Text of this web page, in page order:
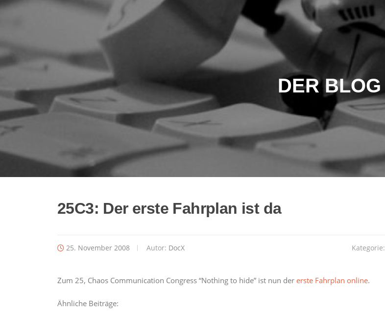
DER BLOG
25C3: Der erste Fahrplan ist da
25. November 2008 Autor: DocX Kategorie:
Zum 25, Chaos Communication Congress “Nothing to hide” ist nun der erste Fahrplan online.
Ähnliche Beiträge: